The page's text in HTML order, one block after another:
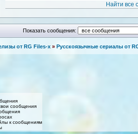
Найти все
Показать сообщения:
от RG Files-x » Русскоязычные сериалы от
сообщения
к сообщениям